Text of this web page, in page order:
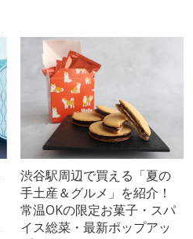
渋谷駅周辺で買える「夏の
手土産＆グルメ」を紹介！
常温OKの限定お菓子・スパ
イス総菜・最新ポップアッ